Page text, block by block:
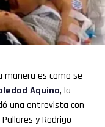
manera es como se
Aquino, la
una entrevista con
y Rodrigo